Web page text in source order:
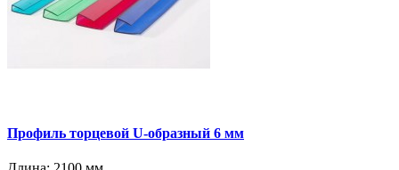
Профиль торцевой U-образный 6 мм